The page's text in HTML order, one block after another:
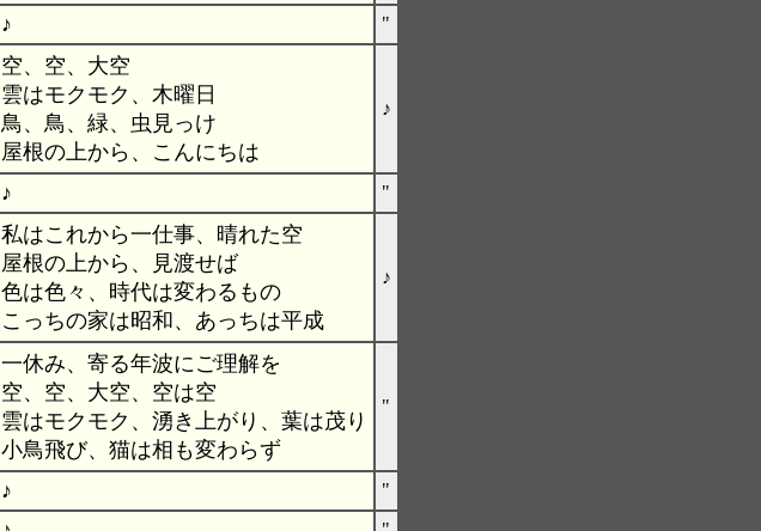
♪ "
空、空、大空
雲はモクモク、木曜日
鳥、鳥、緑、虫見っけ
屋根の上から、こんにちは
♪
♪ "
私はこれから一仕事、晴れた空
屋根の上から、見渡せば
色は色々、時代は変わるもの
こっちの家は昭和、あっちは平成
♪
一休み、寄る年波にご理解を
空、空、大空、空は空
雲はモクモク、湧き上がり、葉は茂り
小鳥飛び、猫は相も変わらず
"
♪
"